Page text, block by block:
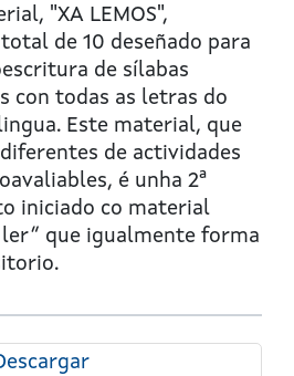
"XA LEMOS",
de 10 deseñado para
de sílabas
con todas as letras do
Este material, que
de actividades
é unha 2ª
iniciado co material
que igualmente forma